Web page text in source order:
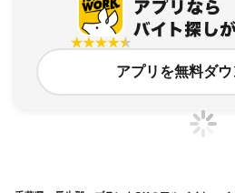
アプリを無料ダ